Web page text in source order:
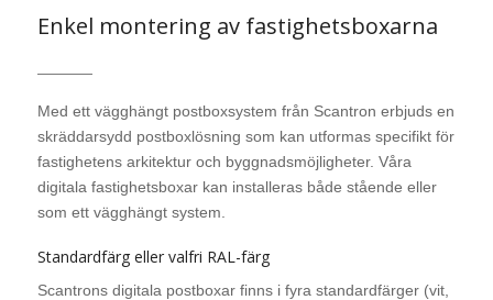
Enkel montering av fastighetsboxarna
Med ett vägghängt postboxsystem från Scantron erbjuds en
skräddarsydd postboxlösning som kan utformas specifikt för
fastighetens arkitektur och byggnadsmöjligheter. Våra
digitala fastighetsboxar kan installeras både stående eller
som ett vägghängt system.
Standardfärg eller valfri RAL-färg
Scantrons digitala postboxar finns i fyra standardfärger (vit,